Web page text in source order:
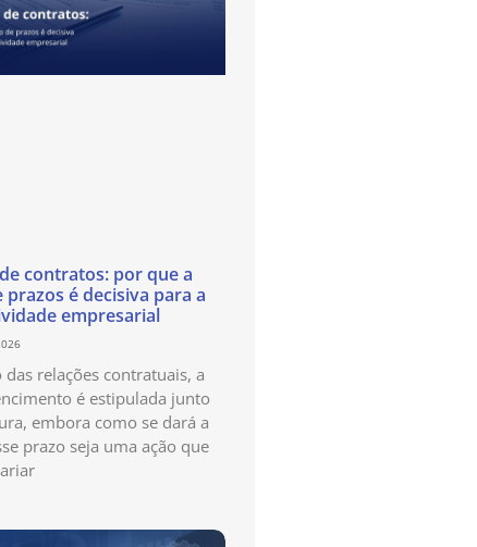
contratos: por que a
prazos é decisiva para a
empresarial
relações contratuais, a
é estipulada junto
embora como se dará a
prazo seja uma ação que